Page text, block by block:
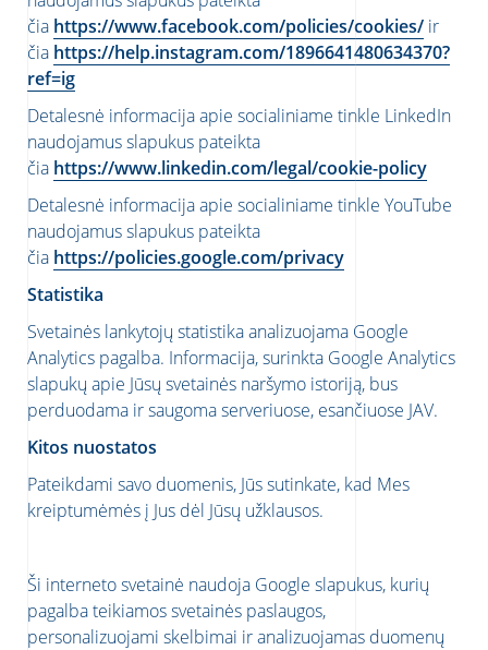
čia https://www.facebook.com/policies/cookies/ ir
čia https://help.instagram.com/1896641480634370?
ref=ig
Detalesnė informacija apie socialiniame tinkle LinkedIn
naudojamus slapukus pateikta
čia https://www.linkedin.com/legal/cookie-policy
Detalesnė informacija apie socialiniame tinkle YouTube
naudojamus slapukus pateikta
čia https://policies.google.com/privacy
Statistika
Svetainės lankytojų statistika analizuojama Google
Analytics pagalba. Informacija, surinkta Google Analytics
slapukų apie Jūsų svetainės naršymo istoriją, bus
perduodama ir saugoma serveriuose, esančiuose JAV.
Kitos nuostatos
Pateikdami savo duomenis, Jūs sutinkate, kad Mes
kreiptumėmės į Jus dėl Jūsų užklausos.
Ši interneto svetainė naudoja Google slapukus, kurių
pagalba teikiamos svetainės paslaugos,
personalizuojami skelbimai ir analizuojamas duomenų